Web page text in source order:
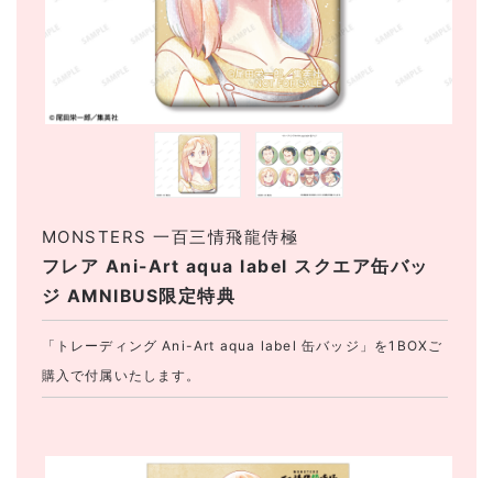
フレア Ani-Art aqua label スクエア缶バッ
ジ AMNIBUS限定特典
MONSTERS 一百三情飛龍侍極
「トレーディング Ani-Art aqua label 缶バッジ」を1BOXご
購入で付属いたします。